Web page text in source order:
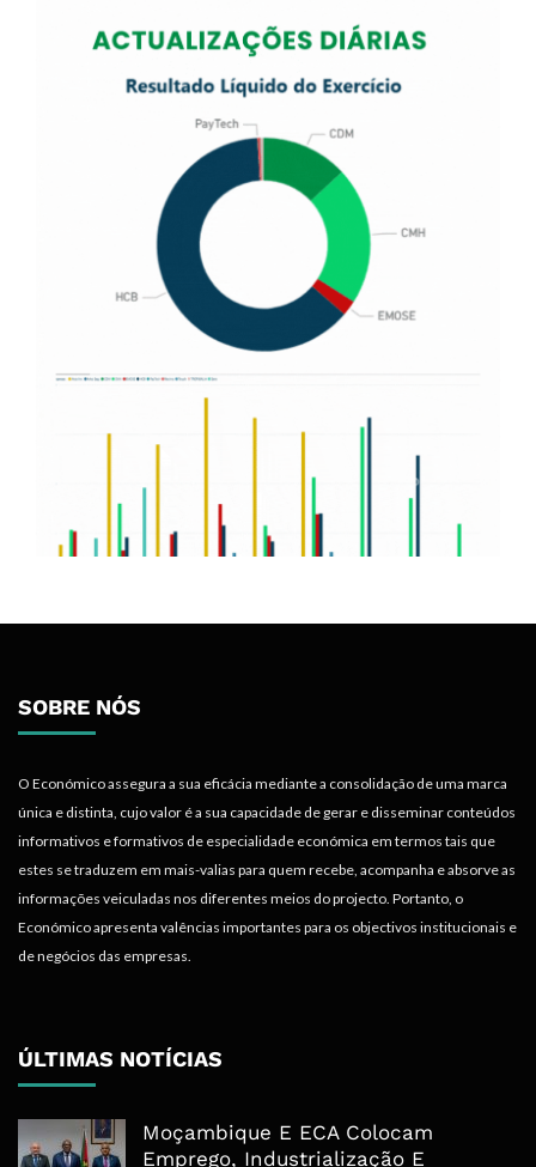
SOBRE NÓS
O Económico assegura a sua eficácia mediante a consolidação de uma marca
única e distinta, cujo valor é a sua capacidade de gerar e disseminar conteúdos
informativos e formativos de especialidade económica em termos tais que
estes se traduzem em mais-valias para quem recebe, acompanha e absorve as
informações veiculadas nos diferentes meios do projecto. Portanto, o
Económico apresenta valências importantes para os objectivos institucionais e
de negócios das empresas.
ÚLTIMAS NOTÍCIAS
Moçambique E ECA Colocam
Emprego, Industrialização E